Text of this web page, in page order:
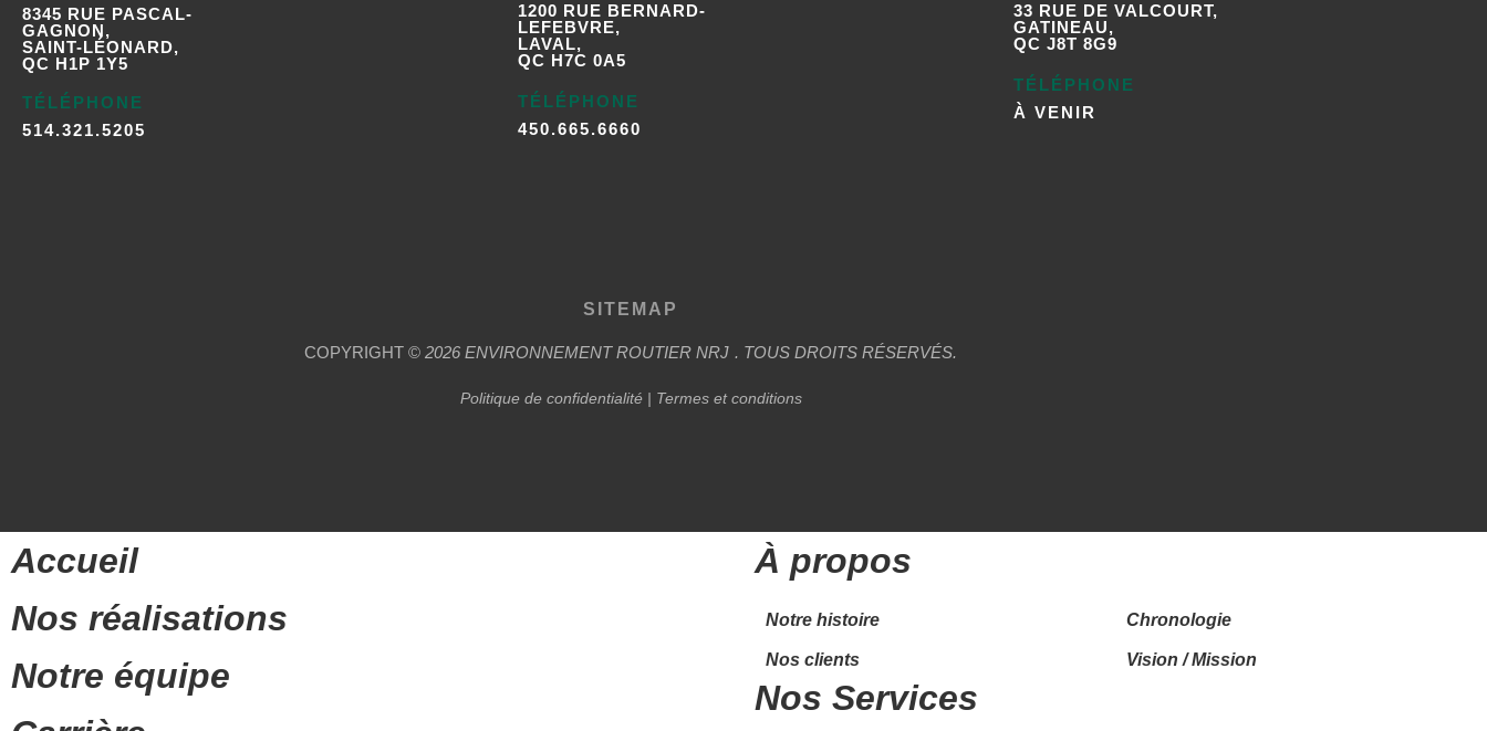
8345 RUE PASCAL-
GAGNON,
SAINT-LÉONARD,
QC H1P 1Y5
TÉLÉPHONE
514.321.5205
1200 RUE BERNARD-
LEFEBVRE,
LAVAL,
QC H7C 0A5
TÉLÉPHONE
450.665.6660
33 RUE DE VALCOURT,
GATINEAU,
QC J8T 8G9
TÉLÉPHONE
À VENIR
SITEMAP
COPYRIGHT © 2026 ENVIRONNEMENT ROUTIER NRJ . TOUS DROITS RÉSERVÉS.
Politique de confidentialité| Termes et conditions
Accueil
Nos réalisations
Notre équipe
À propos
Notre histoire
Nos clients
Chronologie
Vision / Mission
Nos Services